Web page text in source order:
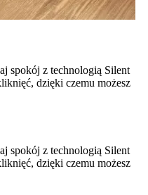
spokój z technologią Silent
dzięki czemu możesz
spokój z technologią Silent
dzięki czemu możesz